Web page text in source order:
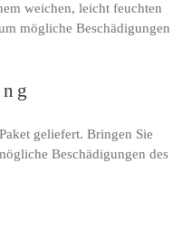
weichen, leicht feuchten
mögliche Beschädigungen
geliefert. Bringen Sie
Beschädigungen des